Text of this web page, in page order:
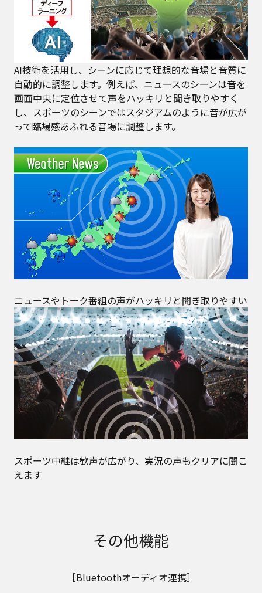
AI技術を活用し、シーンに応じて理想的な音場と音質に
自動的に調整します。例えば、ニュースのシーンは音を
画面中央に定位させて声をハッキリと聞き取りやすく
し、スポーツのシーンではスタジアムのように音が広が
って臨場感あふれる音場に調整します。
ニュースやトーク番組の声がハッキリと聞き取りやすい
スポーツ中継は歓声が広がり、実況の声もクリアに聞こ
えます
その他機能
［Bluetoothオーディオ連携］